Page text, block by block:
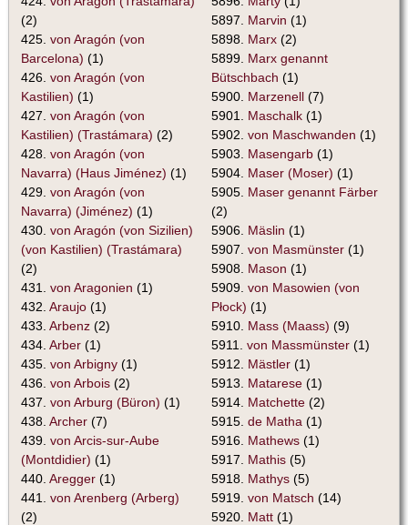
(2)
425. von Aragón (von
Barcelona) (1)
426. von Aragón (von
Kastilien) (1)
427. von Aragón (von
Kastilien) (Trastámara) (2)
428. von Aragón (von
Navarra) (Haus Jiménez) (1)
429. von Aragón (von
Navarra) (Jiménez) (1)
430. von Aragón (von Sizilien)
(von Kastilien) (Trastámara)
(2)
431. von Aragonien (1)
432. Araujo (1)
433. Arbenz (2)
434. Arber (1)
435. von Arbigny (1)
436. von Arbois (2)
437. von Arburg (Büron) (1)
438. Archer (7)
439. von Arcis-sur-Aube
(Montdidier) (1)
440. Aregger (1)
441. von Arenberg (Arberg)
(2)
5897. Marvin (1)
5898. Marx (2)
5899. Marx genannt
Bütschbach (1)
5900. Marzenell (7)
5901. Maschalk (1)
5902. von Maschwanden (1)
5903. Masengarb (1)
5904. Maser (Moser) (1)
5905. Maser genannt Färber
(2)
5906. Mäslin (1)
5907. von Masmünster (1)
5908. Mason (1)
5909. von Masowien (von
Płock) (1)
5910. Mass (Maass) (9)
5911. von Massmünster (1)
5912. Mästler (1)
5913. Matarese (1)
5914. Matchette (2)
5915. de Matha (1)
5916. Mathews (1)
5917. Mathis (5)
5918. Mathys (5)
5919. von Matsch (14)
5920. Matt (1)